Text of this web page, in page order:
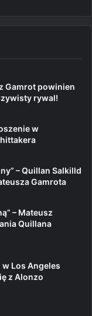
Gamrot powinien
rywal!
w
– Quillan Salkilld
Gamrota
– Mateusz
Quillana
w Los Angeles
z Alonzo